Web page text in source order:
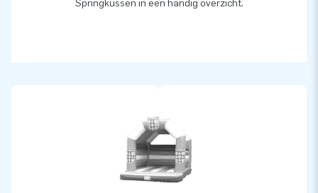
Springkussen in een handig overzicht.